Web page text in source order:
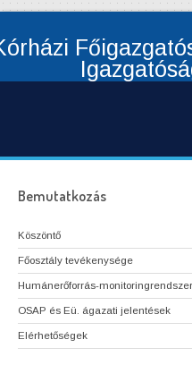
Bemutatkozás
Köszöntő
Főosztály tevékenysége
Humánerőforrás-monitoringrendszer
OSAP és Eü. ágazati jelentések
Elérhetőségek